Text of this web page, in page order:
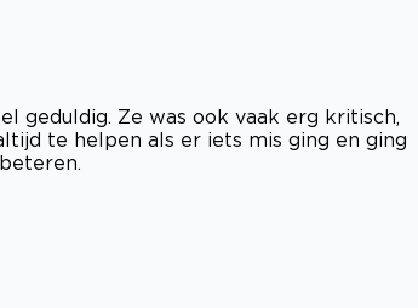
geduldig. Ze was ook vaak erg kritisch,
te helpen als er iets mis ging en ging